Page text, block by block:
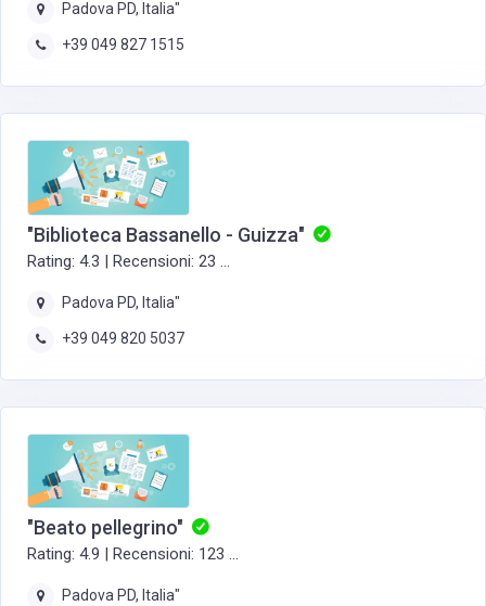
Padova PD, Italia"
+39 049 827 1515
"Biblioteca Bassanello - Guizza"
Rating: 4.3 | Recensioni: 23 ...
Padova PD, Italia"
+39 049 820 5037
"Beato pellegrino"
Rating: 4.9 | Recensioni: 123 ...
Padova PD, Italia"